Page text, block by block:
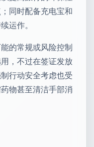
同时配备充电宝和
运作。
的常规或风险控制
，不过在签证发放
行动安全考虑也受
物甚至清洁手部消